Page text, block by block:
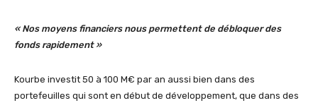
« Nos moyens financiers nous permettent de débloquer des
fonds rapidement »
Kourbe investit 50 à 100 M€ par an aussi bien dans des
portefeuilles qui sont en début de développement, que dans des